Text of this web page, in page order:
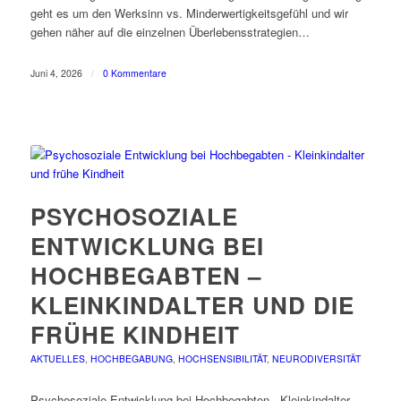
geht es um den Werksinn vs. Minderwertigkeitsgefühl und wir
gehen näher auf die einzelnen Überlebensstrategien…
Juni 4, 2026 / 0 Kommentare
PSYCHOSOZIALE
ENTWICKLUNG BEI
HOCHBEGABTEN –
KLEINKINDALTER UND DIE
FRÜHE KINDHEIT
AKTUELLES, HOCHBEGABUNG, HOCHSENSIBILITÄT, NEURODIVERSITÄT